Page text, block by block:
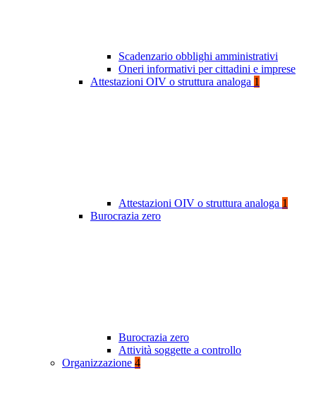
Scadenzario obblighi amministrativi
Oneri informativi per cittadini e imprese
Attestazioni OIV o struttura analoga 1
Attestazioni OIV o struttura analoga 1
Burocrazia zero
Burocrazia zero
Attività soggette a controllo
Organizzazione 4